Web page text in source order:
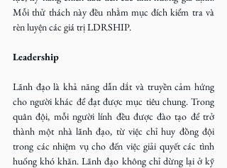
Mỗi thử thách này đều nhằm mục đích kiểm tra và
rèn luyện các giá trị LDRSHIP.
Leadership
Lãnh đạo là khả năng dẫn dắt và truyền cảm hứng
cho người khác để đạt được mục tiêu chung. Trong
quân đội, mỗi người lính đều được đào tạo để trở
thành một nhà lãnh đạo, từ việc chỉ huy đồng đội
trong các nhiệm vụ cho đến việc giải quyết các tình
huống khó khăn. Lãnh đạo không chỉ dừng lại ở kỹ